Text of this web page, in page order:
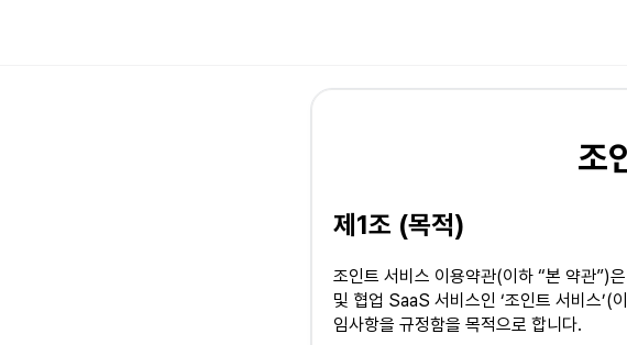
조
제1조 (목적)
조인트 서비스 이용약관(이하 “본 약관”)
및 협업 SaaS 서비스인 ‘조인트 서비스’(
임사항을 규정함을 목적으로 합니다.